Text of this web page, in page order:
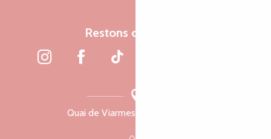
Restons connectés
Quai de Viarmes, 22300 Lannion